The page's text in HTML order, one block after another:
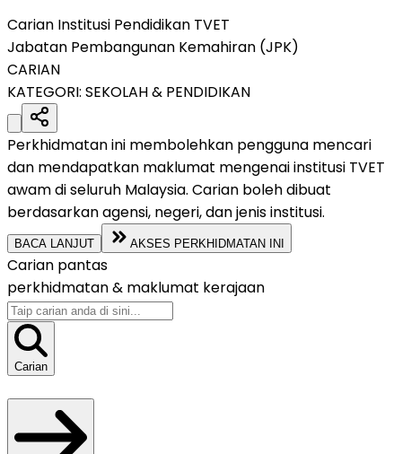
Carian Institusi Pendidikan TVET
Jabatan Pembangunan Kemahiran (JPK)
CARIAN
KATEGORI: SEKOLAH & PENDIDIKAN
Perkhidmatan ini membolehkan pengguna mencari
dan mendapatkan maklumat mengenai institusi TVET
awam di seluruh Malaysia. Carian boleh dibuat
berdasarkan agensi, negeri, dan jenis institusi.
BACA LANJUT AKSES PERKHIDMATAN INI
Carian pantas
perkhidmatan & maklumat kerajaan
Carian